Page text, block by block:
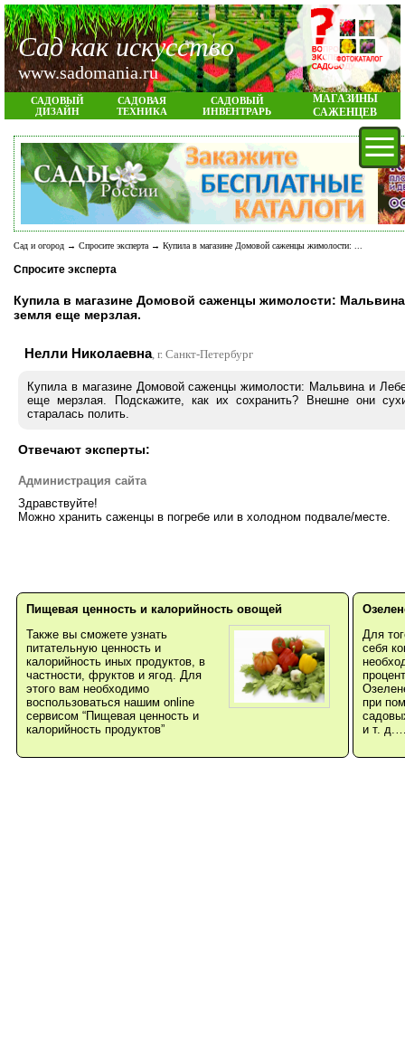
Сад как искусство
www.sadomania.ru
САДОВЫЙ
ДИЗАЙН
САДОВАЯ
ТЕХНИКА
САДОВЫЙ
ИНВЕНТРАРЬ
МАГАЗИНЫ
САЖЕНЦЕВ
Сад и огород → Спросите эксперта → Купила в магазине Домовой саженцы жимолости: ...
Спросите эксперта
Купила в магазине Домовой саженцы жимолости:
земля еще мерзлая.
Нелли Николаевна, г. Санкт-Петербург
Купила в магазине Домовой саженцы жимолости: Мальвина и
еще мерзлая. Подскажите, как их сохранить? Внешне они
старалась полить.
Отвечают эксперты:
Администрация сайта
Здравствуйте!
Можно хранить саженцы в погребе или в холодном подвале/месте.
Пищевая ценность и калорийность овощей
Также вы сможете узнать
питательную ценность и
калорийность иных продуктов, в
частности, фруктов и ягод. Для
этого вам необходимо
воспользоваться нашим online
сервисом “Пищевая ценность и
калорийность продуктов”
Для
себя
при
и т.